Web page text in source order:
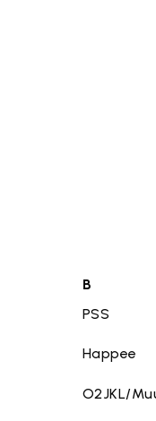
B
PSS
Happee
O2JKL/